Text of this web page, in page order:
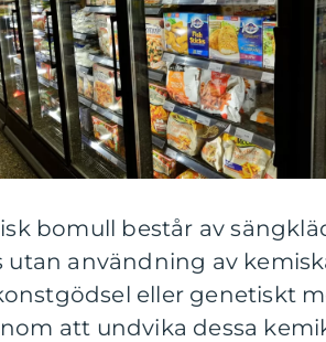
bomull består av
användning av
eller genetiskt
att undvika dessa